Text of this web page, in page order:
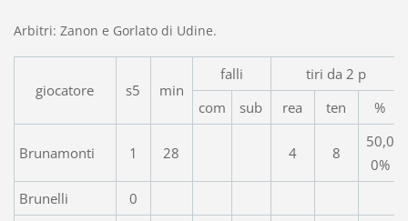
Arbitri: Zanon e Gorlato di Udine.
giocatore s5 min
falli
tiri da 2 p
com
sub rea ten %
Brunamonti 1 28 4 8
50,0
0%
Brunelli
0